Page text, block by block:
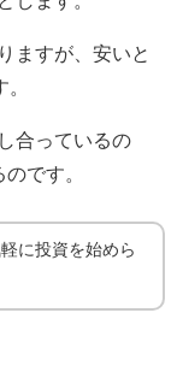
ますが、安いと
合っているの
です。
に投資を始めら